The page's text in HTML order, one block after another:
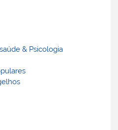
& Psicologia